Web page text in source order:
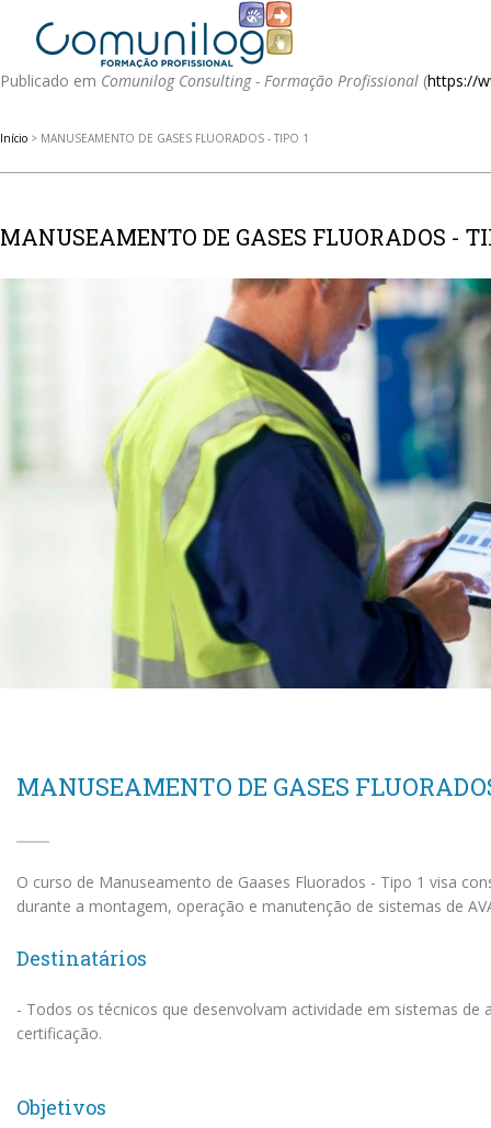
Publicado em Comunilog Consulting - Formação Profissional (https://
Início > MANUSEAMENTO DE GASES FLUORADOS - TIPO 1
MANUSEAMENTO DE GASES FLUORADOS -
MANUSEAMENTO DE GASES
O curso de Manuseamento de Gaases Fluorados - Tipo 1 visa
durante a montagem, operação e manutenção de sistemas de
Destinatários
- Todos os técnicos que desenvolvam actividade em sistemas
certificação.
Objetivos